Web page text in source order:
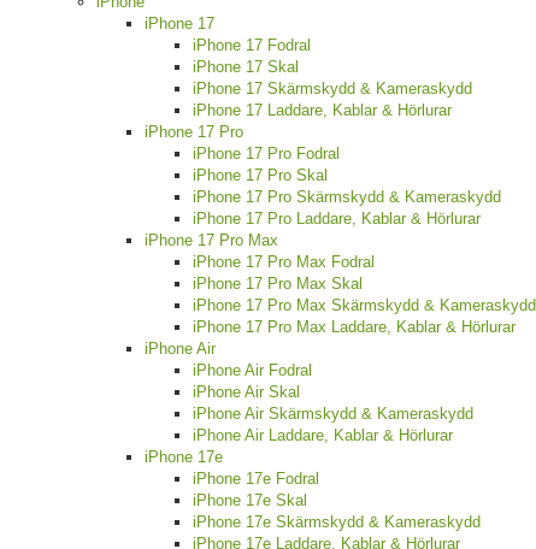
iPhone 17
iPhone 17 Fodral
iPhone 17 Skal
iPhone 17 Skärmskydd & Kameraskydd
iPhone 17 Laddare, Kablar & Hörlurar
iPhone 17 Pro
iPhone 17 Pro Fodral
iPhone 17 Pro Skal
iPhone 17 Pro Skärmskydd & Kameraskydd
iPhone 17 Pro Laddare, Kablar & Hörlurar
iPhone 17 Pro Max
iPhone 17 Pro Max Fodral
iPhone 17 Pro Max Skal
iPhone 17 Pro Max Skärmskydd & Kameraskydd
iPhone 17 Pro Max Laddare, Kablar & Hörlurar
iPhone Air
iPhone Air Fodral
iPhone Air Skal
iPhone Air Skärmskydd & Kameraskydd
iPhone Air Laddare, Kablar & Hörlurar
iPhone 17e
iPhone 17e Fodral
iPhone 17e Skal
iPhone 17e Skärmskydd & Kameraskydd
iPhone 17e Laddare, Kablar & Hörlurar